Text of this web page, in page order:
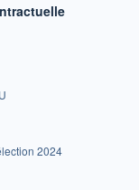
2024